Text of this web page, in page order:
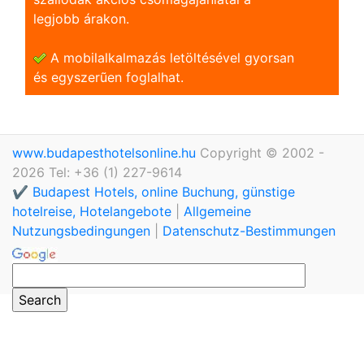
legjobb árakon.
A mobilalkalmazás letöltésével gyorsan
és egyszerũen foglalhat.
www.budapesthotelsonline.hu Copyright © 2002 -
2026 Tel: +36 (1) 227-9614
✔️ Budapest Hotels, online Buchung, günstige
hotelreise, Hotelangebote
Allgemeine
Nutzungsbedingungen
Datenschutz-Bestimmungen